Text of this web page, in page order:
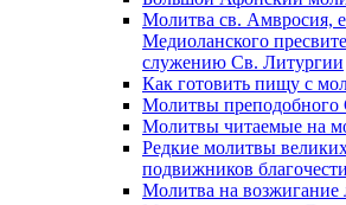
Молитва св. Амвросия,
Медиоланского
служению Св. Литургии
Как готовить пищу с
Молитвы преподобного
Молитвы читаемые на
Редкие молитвы
подвижников
Молитва на возжигание